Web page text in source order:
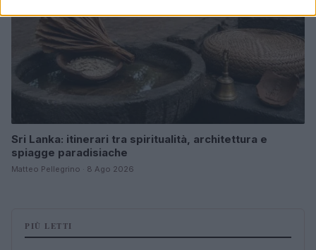
Sri Lanka: itinerari tra spiritualità, architettura e
spiagge paradisiache
Matteo Pellegrino · 8 Ago 2026
PIÙ LETTI